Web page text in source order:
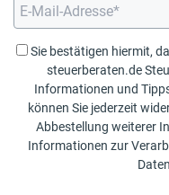
Sie bestätigen hiermit,
steuerberaten.de
Informationen und
können Sie jederzeit
Abbestellung weiterer Informationen enthalten sein. Weitere
Informationen zur